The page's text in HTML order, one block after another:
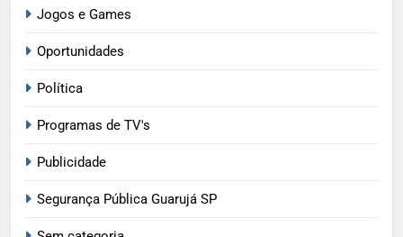
Jogos e Games
Oportunidades
Política
Programas de TV's
Publicidade
Segurança Pública Guarujá SP